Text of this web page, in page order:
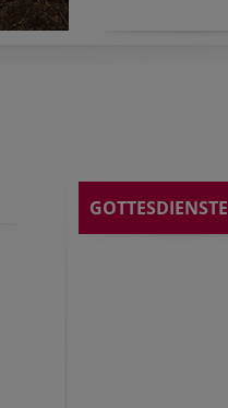
GOTTESDIENSTE